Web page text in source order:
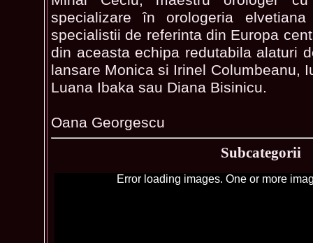
specializare în orologeria
specialistii de referinta din Europa
din aceasta echipa redutabila alaturi
lansare Monica si Irinel Columbeanu,
Luana Ibaka sau Diana Bisinicu.
Oana Georgescu
Subcategorii
Error loading images. One or more